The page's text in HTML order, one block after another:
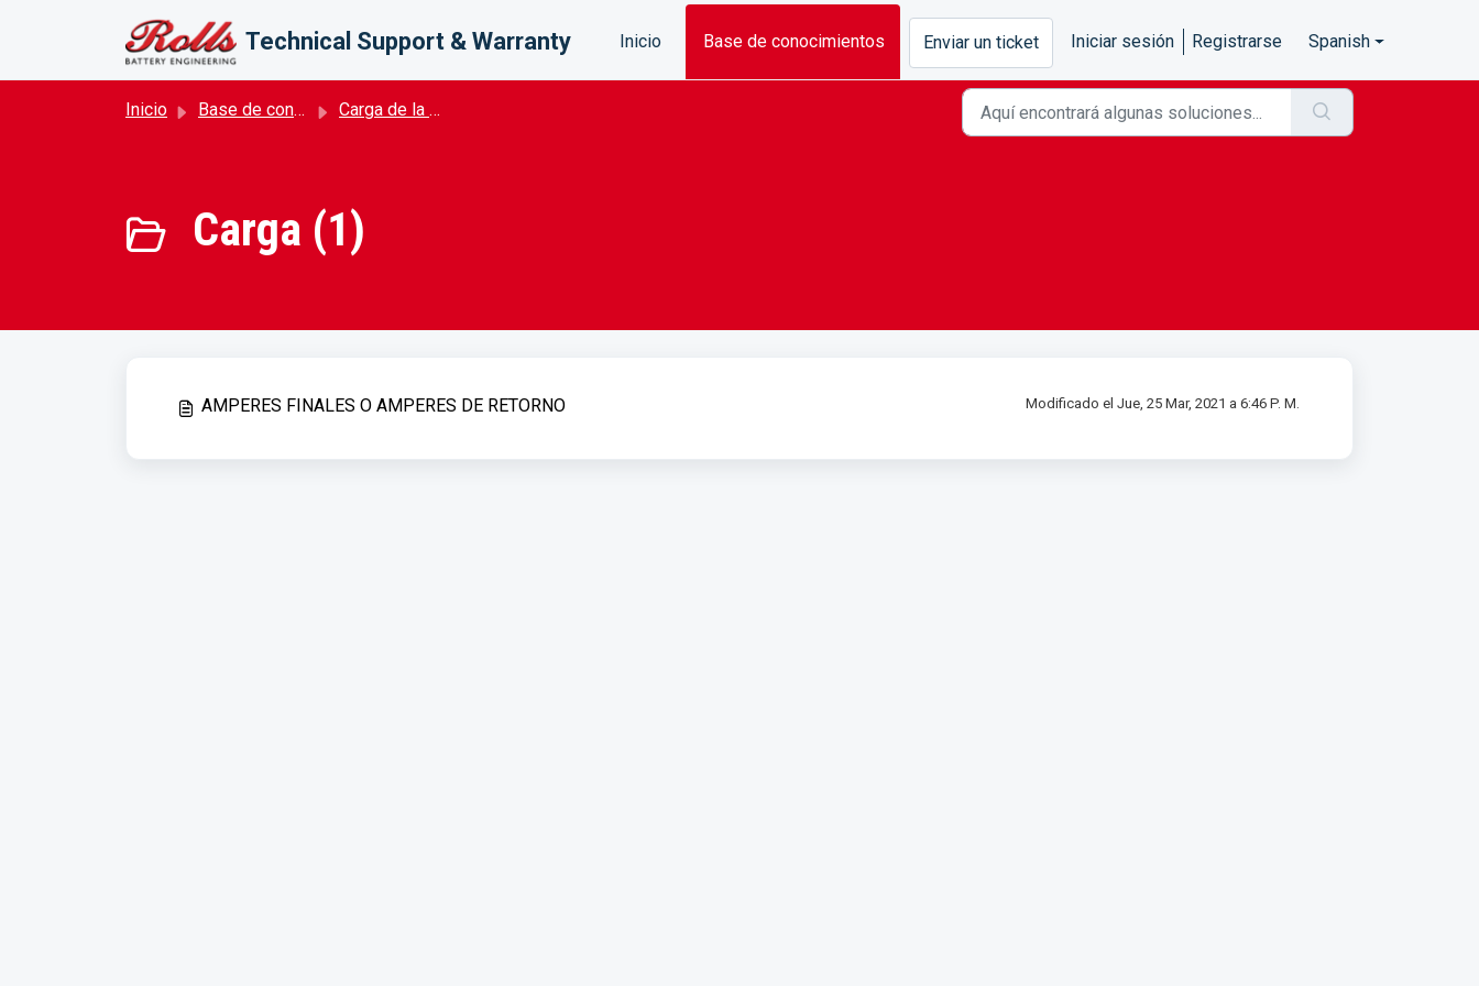
Technical Support & Warranty Inicio Base de conocimientos Enviar un ticket Iniciar sesión Registrarse Spanish
Inicio Base de conocimientos Carga de la batería
Carga (1)
AMPERES FINALES O AMPERES DE RETORNO Modificado el Jue, 25 Mar, 2021 a 6:46 P. M.